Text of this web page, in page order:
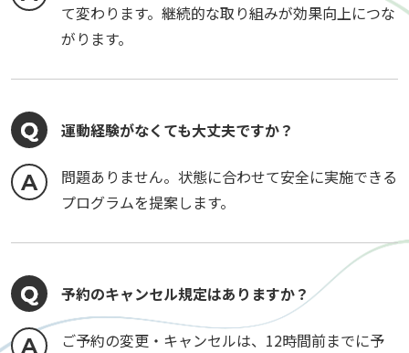
て変わります。継続的な取り組みが効果向上につな
がります。
運動経験がなくても大丈夫ですか？
問題ありません。状態に合わせて安全に実施できる
プログラムを提案します。
予約のキャンセル規定はありますか？
ご予約の変更・キャンセルは、12時間前までに予